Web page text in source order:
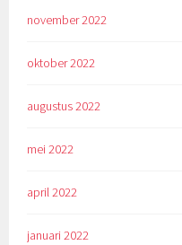
november 2022
oktober 2022
augustus 2022
mei 2022
april 2022
januari 2022